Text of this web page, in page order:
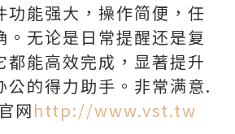
功能强大，操作简便，任
。无论是日常提醒还是复
都能高效完成，显著提升
公的得力助手。非常满意.
网http://www.vst.tw